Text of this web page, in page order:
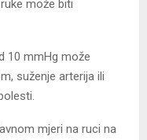
može biti
10 mmHg može
suženje arterija ili
mjeri na ruci na